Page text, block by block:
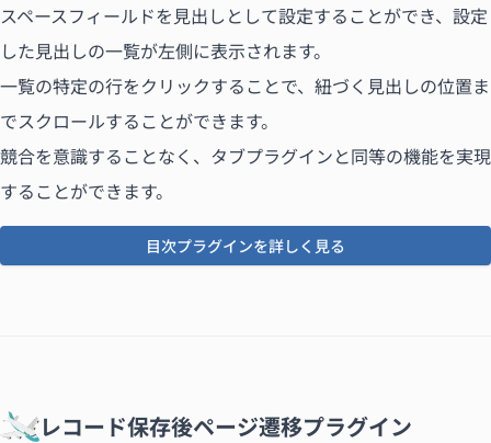
スペースフィールドを見出しとして設定することができ、設定
した見出しの一覧が左側に表示されます。
一覧の特定の行をクリックすることで、紐づく見出しの位置ま
でスクロールすることができます。
競合を意識することなく、タブプラグインと同等の機能を実現
することができます。
目次プラグインを詳しく見る
レコード保存後ページ遷移プラグイン